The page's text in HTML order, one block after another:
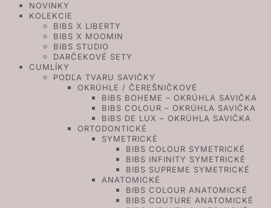
NOVINKY
KOLEKCIE
BIBS X LIBERTY
BIBS X MOOMIN
BIBS STUDIO
DARČEKOVÉ SETY
CUMLÍKY
PODĽA TVARU SAVIČKY
OKRÚHLE / ČEREŠNIČKOVÉ
BIBS BOHEME – OKRÚHLA SAVIČKA
BIBS COLOUR – OKRÚHLA SAVIČKA
BIBS DE LUX – OKRÚHLA SAVIČKA
ORTODONTICKÉ
SYMETRICKÉ
BIBS COLOUR SYMETRICKÉ
BIBS INFINITY SYMETRICKÉ
BIBS SUPREME SYMETRICKÉ
ANATOMICKÉ
BIBS COLOUR ANATOMICKÉ
BIBS COUTURE ANATOMICKÉ